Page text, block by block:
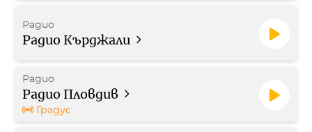
Радио
Радио Кърджали
Радио
Радио Пловдив
Градус